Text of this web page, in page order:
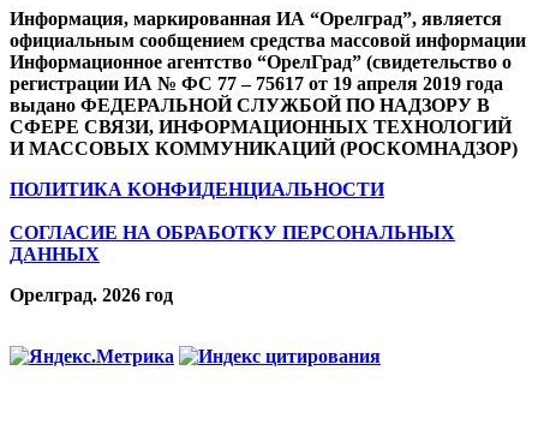
Информация, маркированная ИА “Орелград”, является
официальным сообщением средства массовой информации
Информационное агентство “ОрелГрад” (свидетельство о
регистрации ИА № ФС 77 – 75617 от 19 апреля 2019 года
выдано ФЕДЕРАЛЬНОЙ СЛУЖБОЙ ПО НАДЗОРУ В
СФЕРЕ СВЯЗИ, ИНФОРМАЦИОННЫХ ТЕХНОЛОГИЙ
И МАССОВЫХ КОММУНИКАЦИЙ (РОСКОМНАДЗОР)
ПОЛИТИКА КОНФИДЕНЦИАЛЬНОСТИ
СОГЛАСИЕ НА ОБРАБОТКУ ПЕРСОНАЛЬНЫХ
ДАННЫХ
Орелград. 2026 год